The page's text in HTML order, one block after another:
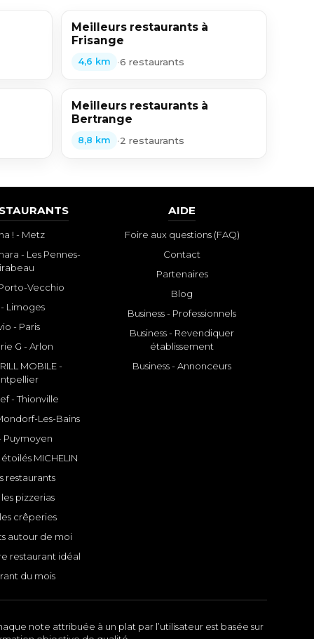
Meilleurs restaurants à
Frisange
4,6 km •6 restaurants
Meilleurs restaurants à
Bertrange
8,8 km •2 restaurants
! - Metz
- Les Pennes-
Vecchio
- Limoges
- Paris
G - Arlon
MOBILE -
- Thionville
Les-Bains
Puymoyen
MICHELIN
restaurants
pizzerias
crêperies
autour de moi
restaurant idéal
du mois
AIDE
Foire aux questions (FAQ)
Contact
Partenaires
Blog
Business - Professionnels
Business - Revendiquer
établissement
Business - Annonceurs
note attribuée à un plat par l’utilisateur est basée sur